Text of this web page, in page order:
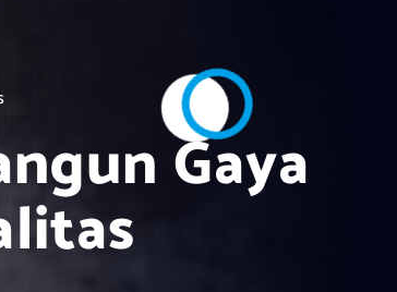
Gaya